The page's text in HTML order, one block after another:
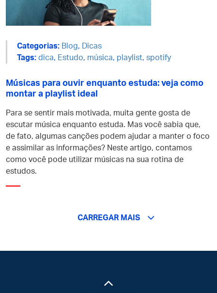
Categorias: Blog,
Dicas
Tags: dica, Estudo, música, playlist, spotify
Músicas para ouvir enquanto estuda: veja como
montar a playlist ideal
Para se sentir mais motivada, muita gente gosta de
escutar música enquanto estuda. Mas você sabia que,
de fato, algumas canções podem ajudar a manter o foco
e assimilar as informações? Neste artigo, contamos
como você pode utilizar músicas na sua rotina de
estudos.
CARREGAR MAIS